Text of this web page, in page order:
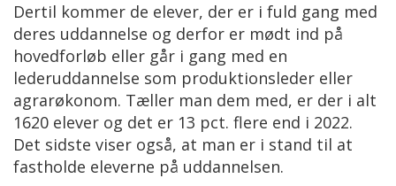
Dertil kommer de elever, der er i fuld gang med
deres uddannelse og derfor er mødt ind på
hovedforløb eller går i gang med en
lederuddannelse som produktionsleder eller
agrarøkonom. Tæller man dem med, er der i alt
1620 elever og det er 13 pct. flere end i 2022.
Det sidste viser også, at man er i stand til at
fastholde eleverne på uddannelsen.